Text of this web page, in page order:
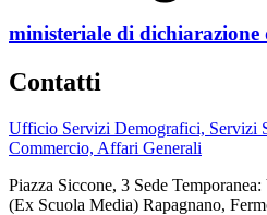
ministeriale di dichiarazione
Contatti
Ufficio Servizi Demografici, Servizi
Commercio, Affari Generali
Piazza Siccone, 3 Sede
(Ex Scuola Media) Rapagnano,